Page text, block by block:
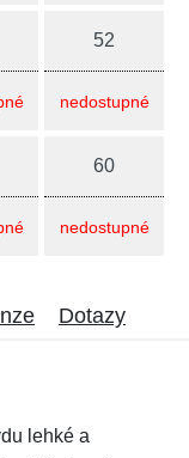
52
nedostupné
60
nedostupné
Dotazy
lehké a